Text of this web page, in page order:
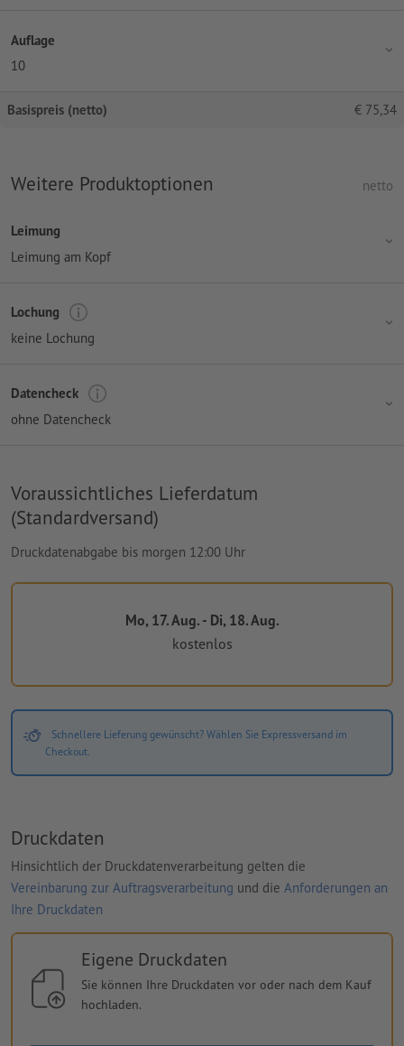
Auflage
10
Basispreis (netto) € 75,34
Weitere Produktoptionen netto
Leimung
Leimung am Kopf
Lochung
keine Lochung
Datencheck
ohne Datencheck
Voraussichtliches Lieferdatum
(Standardversand)
Druckdatenabgabe bis morgen 12:00 Uhr
Mo, 17. Aug. - Di, 18. Aug.
kostenlos
Schnellere Lieferung gewünscht? Wählen Sie Expressversand im
Checkout.
Druckdaten
Hinsichtlich der Druckdatenverarbeitung gelten die
Vereinbarung zur Auftragsverarbeitung und die Anforderungen an
Ihre Druckdaten
Eigene Druckdaten
Sie können Ihre Druckdaten vor oder nach dem Kauf
hochladen.